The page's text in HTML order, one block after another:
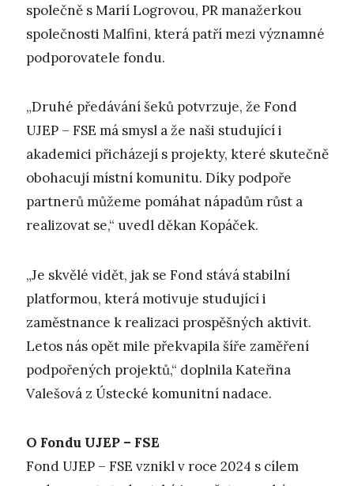
společně s Marií Logrovou, PR manažerkou
společnosti Malfini, která patří mezi významné
podporovatele fondu.
„Druhé předávání šeků potvrzuje, že Fond
UJEP – FSE má smysl a že naši studující i
akademici přicházejí s projekty, které skutečně
obohacují místní komunitu. Díky podpoře
partnerů můžeme pomáhat nápadům růst a
realizovat se,“ uvedl děkan Kopáček.
„Je skvělé vidět, jak se Fond stává stabilní
platformou, která motivuje studující i
zaměstnance k realizaci prospěšných aktivit.
Letos nás opět mile překvapila šíře zaměření
podpořených projektů,“ doplnila Kateřina
Valešová z Ústecké komunitní nadace.
O Fondu UJEP – FSE
Fond UJEP – FSE vznikl v roce 2024 s cílem